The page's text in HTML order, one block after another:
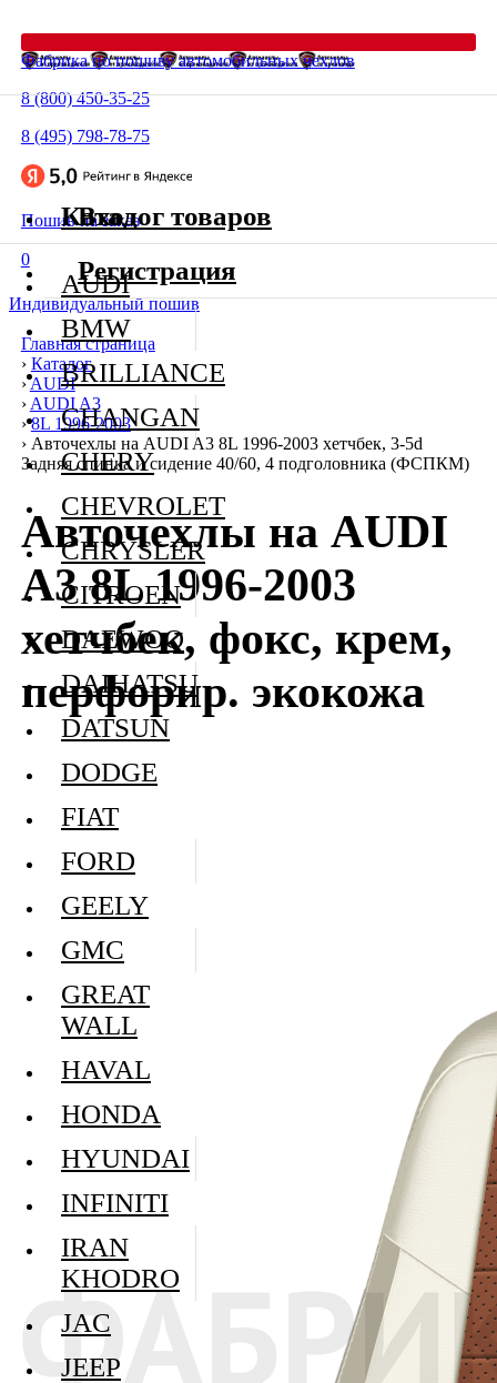
Фабрика по пошиву автомобильных чехлов
8 (800) 450-35-25
8 (495) 798-78-75
Пошив на заказ
0
Индивидуальный пошив
Главная страница
› Каталог
›AUDI
› AUDI A3
› 8L 1996-2003
› Авточехлы на AUDI A3 8L 1996-2003 хетчбек, 3-5d
Задняя спинка и сидение 40/60, 4 подголовника (ФСПКМ)
Авточехлы на AUDI
A3 8L 1996-2003
хетчбек, фокс, крем,
перфорир. экокожа
Каталог товаров
AUDI
BMW
BRILLIANCE
CHANGAN
CHERY
CHEVROLET
CHRYSLER
CITROEN
DAEWOO
DAIHATSU
DATSUN
DODGE
FIAT
FORD
GEELY
GMC
GREAT
WALL
HAVAL
HONDA
HYUNDAI
INFINITI
IRAN
KHODRO
JAC
JEEP
Вход
Регистрация